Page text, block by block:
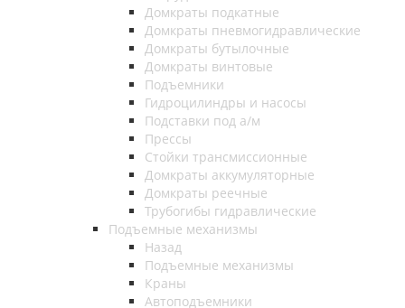
Домкраты подкатные
Домкраты пневмогидравлические
Домкраты бутылочные
Домкраты винтовые
Подъемники
Гидроцилиндры и насосы
Подставки под а/м
Прессы
Стойки трансмиссионные
Домкраты аккумуляторные
Домкраты реечные
Трубогибы гидравлические
Подъемные механизмы
Назад
Подъемные механизмы
Краны
Автоподъемники